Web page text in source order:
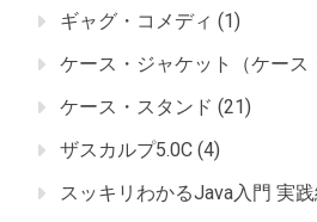
ギャグ・コメディ (1)
ケース・ジャケット（ケース
ケース・スタンド (21)
ザスカルプ5.0C (4)
スッキリわかるJava入門 実